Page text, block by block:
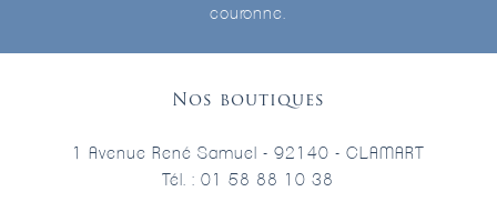
couronne.
Nos boutiques
1 Avenue René Samuel - 92140 - CLAMART
Tél. : 01 58 88 10 38